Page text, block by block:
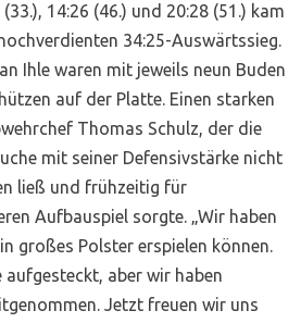
14:26 (46.) und 20:28 (51.) kam
34:25-Auswärtssieg.
Ihle waren mit jeweils neun Buden
auf der Platte. Einen starken
Thomas Schulz, der die
mit seiner Defensivstärke nicht
ließ und frühzeitig für
Aufbauspiel sorgte. „Wir haben
großes Polster erspielen können.
aufgesteckt, aber wir haben
Jetzt freuen wir uns